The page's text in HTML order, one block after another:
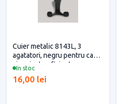
In stoc
Cuier metalic 8143L, 3
agatatori, negru pentru casa
si proiecte eficiente
16,00 lei